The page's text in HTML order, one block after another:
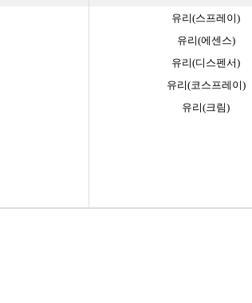
유리(스프레이)
유리(에센스)
유리(디스펜서)
유리(코스프레이)
유리(크림)